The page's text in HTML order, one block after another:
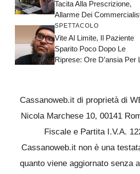
Tacita Alla Prescrizione,
Allarme Dei
SPETTACOLO
Vite Al Limite, Il Paziente
Sparito Poco Dopo Le
Riprese: Ore D’ansia Per
Cassanoweb.it di proprietà di
Nicola Marchese 10, 00141
Fiscale e Partita I.V.A.
Cassanoweb.it non è una
quanto viene aggiornato senza